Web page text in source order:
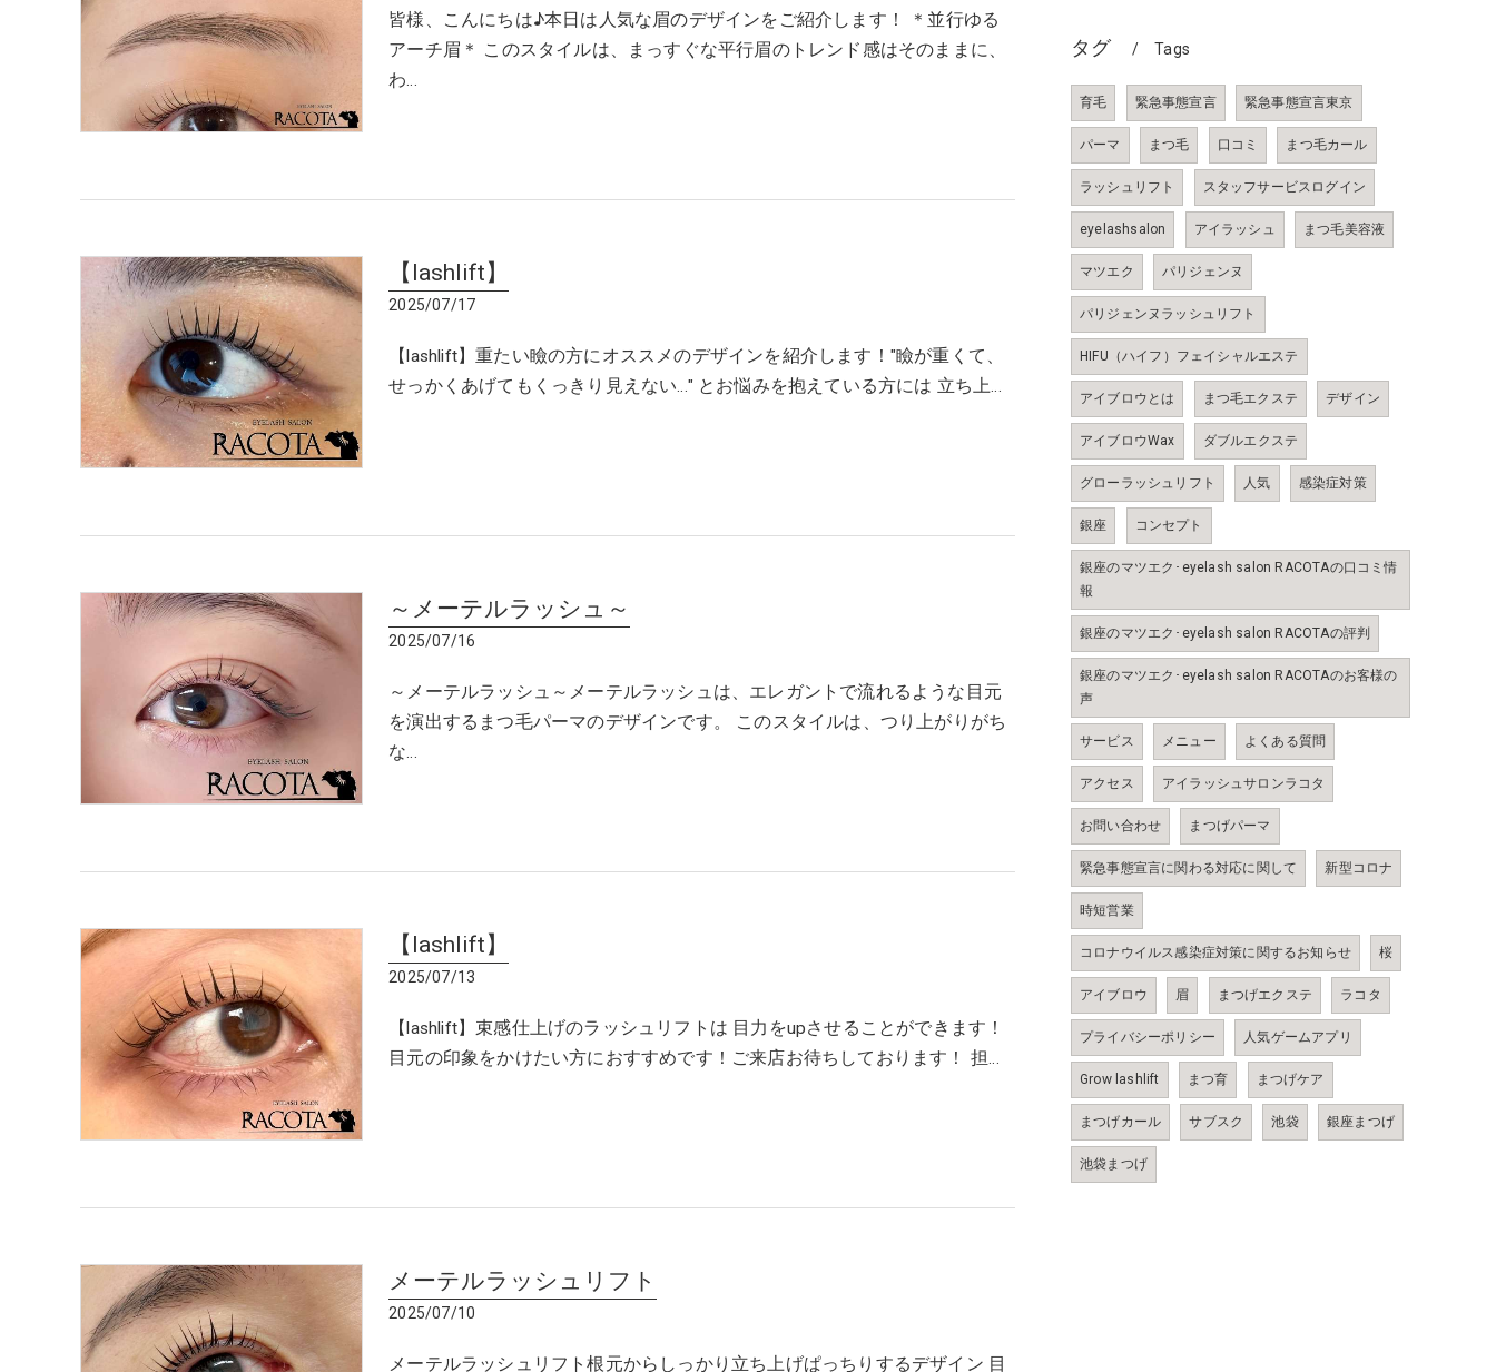
皆様、こんにちは♪本日は人気な眉のデザインをご紹介します！ ＊並行ゆる
アーチ眉＊ このスタイルは、まっすぐな平行眉のトレンド感はそのままに、
わ…
【lashlift】
2025/07/17
【lashlift】重たい瞼の方にオススメのデザインを紹介します！"瞼が重くて、
せっかくあげてもくっきり見えない…" とお悩みを抱えている方には 立ち上…
～メーテルラッシュ～
2025/07/16
～メーテルラッシュ～メーテルラッシュは、エレガントで流れるような目元
を演出するまつ毛パーマのデザインです。 このスタイルは、つり上がりがち
な…
【lashlift】
2025/07/13
【lashlift】束感仕上げのラッシュリフトは 目力をupさせることができます！
目元の印象をかけたい方におすすめです！ご来店お待ちしております！ 担…
メーテルラッシュリフト
2025/07/10
メーテルラッシュリフト根元からしっかり立ち上げぱっちりするデザイン 目
タグ Tags
育毛 緊急事態宣言 緊急事態宣言東京
パーマ まつ毛 口コミ まつ毛カール
ラッシュリフト スタッフサービスログイン
eyelashsalon アイラッシュ まつ毛美容液
マツエク パリジェンヌ
パリジェンヌラッシュリフト
HIFU（ハイフ）フェイシャルエステ
アイブロウとは まつ毛エクステ デザイン
アイブロウWax ダブルエクステ
グローラッシュリフト 人気 感染症対策
銀座 コンセプト
銀座のマツエク･eyelash salon RACOTAの口コミ情
報
銀座のマツエク･eyelash salon RACOTAの評判
銀座のマツエク･eyelash salon RACOTAのお客様の
声
サービス メニュー よくある質問
アクセス アイラッシュサロンラコタ
お問い合わせ まつげパーマ
緊急事態宣言に関わる対応に関して 新型コロナ
時短営業
コロナウイルス感染症対策に関するお知らせ 桜
アイブロウ 眉 まつげエクステ ラコタ
プライバシーポリシー 人気ゲームアプリ
Grow lashlift まつ育 まつげケア
まつげカール サブスク 池袋 銀座まつげ
池袋まつげ